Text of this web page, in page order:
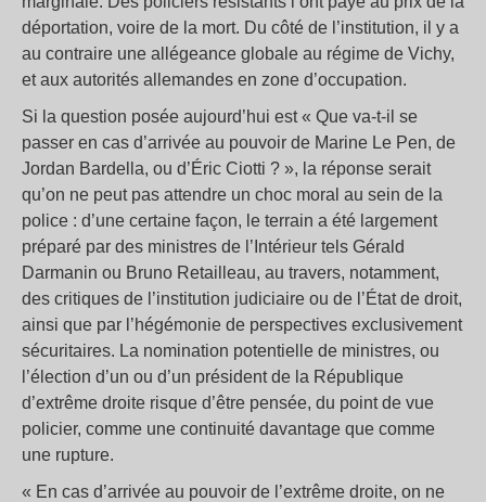
déportation, voire de la mort. Du côté de l’institution, il y a
au contraire une allégeance globale au régime de Vichy,
et aux autorités allemandes en zone d’occupation.
Si la question posée aujourd’hui est « Que va-t-il se
passer en cas d’arrivée au pouvoir de Marine Le Pen, de
Jordan Bardella, ou d’Éric Ciotti ? », la réponse serait
qu’on ne peut pas attendre un choc moral au sein de la
police : d’une certaine façon, le terrain a été largement
préparé par des ministres de l’Intérieur tels Gérald
Darmanin ou Bruno Retailleau, au travers, notamment,
des critiques de l’institution judiciaire ou de l’État de droit,
ainsi que par l’hégémonie de perspectives exclusivement
sécuritaires. La nomination potentielle de ministres, ou
l’élection d’un ou d’un président de la République
d’extrême droite risque d’être pensée, du point de vue
policier, comme une continuité davantage que comme
une rupture.
« En cas d’arrivée au pouvoir de l’extrême droite, on ne